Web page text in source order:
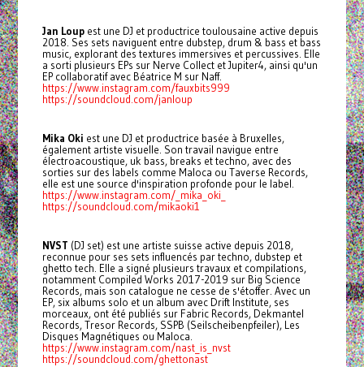
Jan Loupest une DJ et productrice toulousaine active depuis
2018. Ses sets naviguent entre dubstep, drum & bass et bass
music, explorant des textures immersives et percussives. Elle
a sorti plusieurs EPs sur Nerve Collect et Jupiter4, ainsi qu'un
EP collaboratif avec Béatrice M sur Naff.
https://www.instagram.com/fauxbits999
https://soundcloud.com/janloup
Mika Oki est une DJ et productrice basée à Bruxelles,
également artiste visuelle. Son travail navigue entre
électroacoustique, uk bass, breaks et techno, avec des
sorties sur des labels comme Maloca ou Taverse Records,
elle est une source d'inspiration profonde pour le label.
https://www.instagram.com/_mika_oki_
https://soundcloud.com/mikaoki1
NVST (DJ set) est une artiste suisse active depuis 2018,
reconnue pour ses sets influencés par techno, dubstep et
ghetto tech. Elle a signé plusieurs travaux et compilations,
notamment Compiled Works 2017-2019 sur Big Science
Records, mais son catalogue ne cesse de s'étoffer. Avec un
EP, six albums solo et un album avec Drift Institute, ses
morceaux, ont été publiés sur Fabric Records, Dekmantel
Records, Tresor Records, SSPB (Seilscheibenpfeiler), Les
Disques Magnétiques ou Maloca.
https://www.instagram.com/nast_is_nvst
https://soundcloud.com/ghettonast